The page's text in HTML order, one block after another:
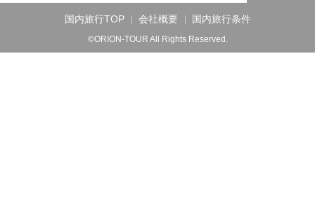
国内旅行TOP 会社概要 国内旅行条件
©ORION-TOUR All Rights Reserved.